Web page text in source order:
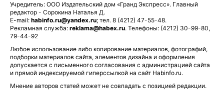
Учредитель: ООО Издательский дом «Гранд Экспресс». Главный
редактор - Сорокина Наталья Д.
E-mail: habinfo.ru@yandex.ru; тел. 8 (4212) 47-55-48.
Рекламная служба: reklama@habex.ru. Телефоны: (4212) 30-99-80,
79-44-92
Любое использование либо копирование материалов, фотографий,
подборки материалов сайта, элементов дизайна и оформления
допускается с письменного согласования с администрацией сайта
и прямой индексируемой гиперссылкой на сайт Habinfo.ru.
Мнение авторов статей может не совпадать с позицией редакции.